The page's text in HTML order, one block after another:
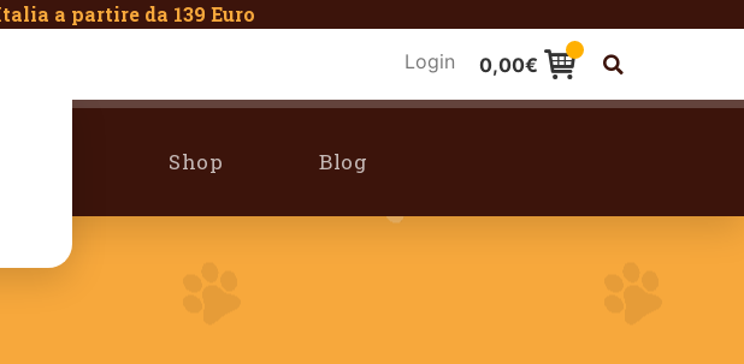
a partire da 139 Euro
Login 0,00€
Shop Blog